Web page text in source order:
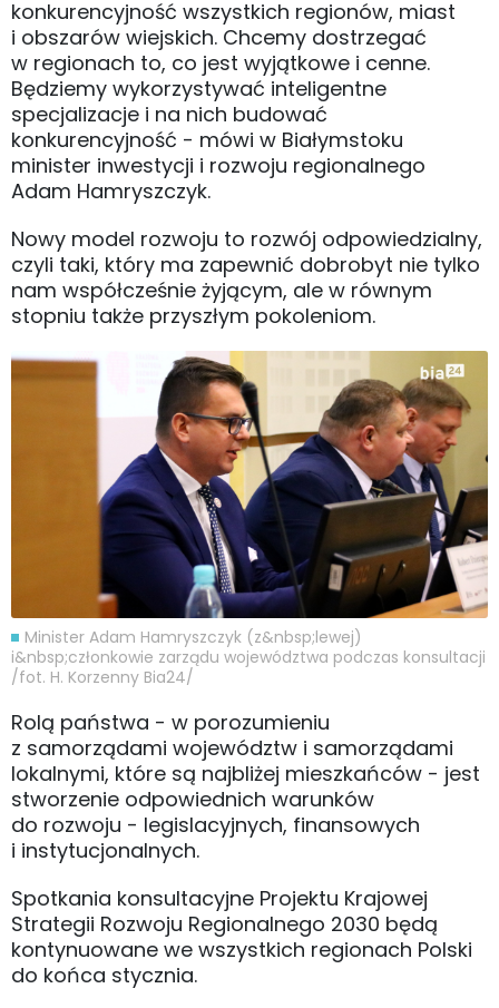
konkurencyjność wszystkich regionów, miast
i obszarów wiejskich. Chcemy dostrzegać
w regionach to, co jest wyjątkowe i cenne.
Będziemy wykorzystywać inteligentne
specjalizacje i na nich budować
konkurencyjność - mówi w Białymstoku
minister inwestycji i rozwoju regionalnego
Adam Hamryszczyk.
Nowy model rozwoju to rozwój odpowiedzialny,
czyli taki, który ma zapewnić dobrobyt nie tylko
nam współcześnie żyjącym, ale w równym
stopniu także przyszłym pokoleniom.
Minister Adam Hamryszczyk (z&nbsp;lewej)
i&nbsp;członkowie zarządu województwa podczas konsultacji
/fot. H. Korzenny Bia24/
Rolą państwa - w porozumieniu
z samorządami województw i samorządami
lokalnymi, które są najbliżej mieszkańców - jest
stworzenie odpowiednich warunków
do rozwoju - legislacyjnych, finansowych
i instytucjonalnych.
Spotkania konsultacyjne Projektu Krajowej
Strategii Rozwoju Regionalnego 2030 będą
kontynuowane we wszystkich regionach Polski
do końca stycznia.